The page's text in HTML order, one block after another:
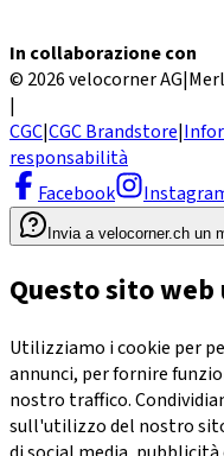
In collaborazione con
© 2026 velocorner AG|
|
CGC|CGC Brandstore|
responsabilità
Facebook
Invia a velocorner.ch un
Questo sito
Utilizziamo i cookie per
annunci, per fornire
nostro traffico.
sull'utilizzo del nostro